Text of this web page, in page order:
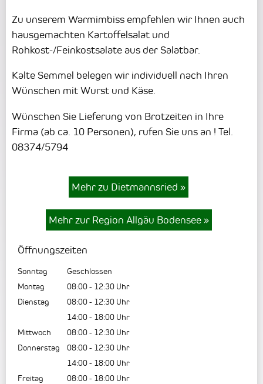
Zu unserem Warmimbiss empfehlen wir Ihnen auch
hausgemachten Kartoffelsalat und
Rohkost-/Feinkostsalate aus der Salatbar.
Kalte Semmel belegen wir individuell nach Ihren
Wünschen mit Wurst und Käse.
Wünschen Sie Lieferung von Brotzeiten in Ihre
Firma (ab ca. 10 Personen), rufen Sie uns an ! Tel.
08374/5794
Mehr zu Dietmannsried »
Mehr zur Region Allgäu Bodensee »
Öffnungszeiten
Sonntag
Geschlossen
Montag
08:00- 12:30 Uhr
Dienstag
08:00- 12:30 Uhr
14:00- 18:00 Uhr
Mittwoch
08:00- 12:30 Uhr
Donnerstag
08:00- 12:30 Uhr
14:00- 18:00 Uhr
Freitag
08:00- 18:00 Uhr